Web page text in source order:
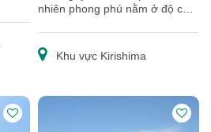
nhiên phong phú nằm ở độ cao
Khu vực Kirishima